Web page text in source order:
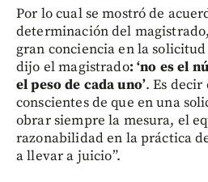
Por lo cual se mostró de
determinación del
gran conciencia en la
dijo el magistrado: ‘no es el
el peso de cada uno’. Es decir
conscientes de que en una
obrar siempre la mesura, el
razonabilidad en la práctica
a llevar a juicio”.